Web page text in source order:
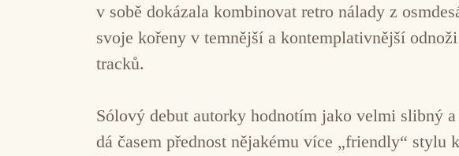
v sobě dokázala kombinovat retro nálady z
svoje kořeny v temnější a kontemplativnější
tracků.
Sólový debut autorky hodnotím jako velmi slibný
dá časem přednost nějakému více „friendly“